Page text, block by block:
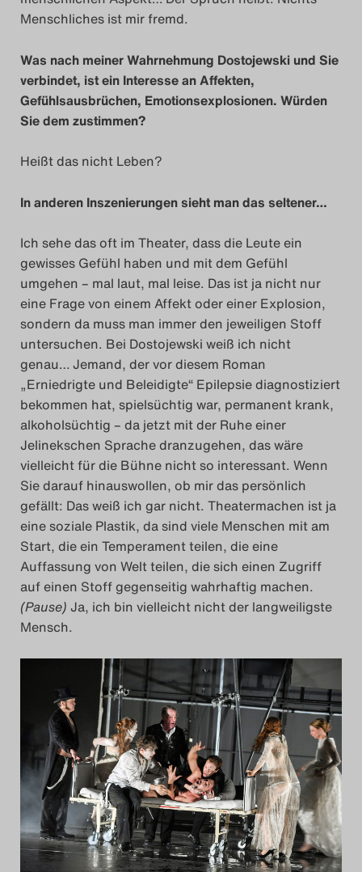
Menschliches ist mir fremd.
Was nach meiner Wahrnehmung Dostojewski und Sie
verbindet, ist ein Interesse an Affekten,
Gefühlsausbrüchen, Emotionsexplosionen. Würden
Sie dem zustimmen?
Heißt das nicht Leben?
In anderen Inszenierungen sieht man das seltener…
Ich sehe das oft im Theater, dass die Leute ein
gewisses Gefühl haben und mit dem Gefühl
umgehen – mal laut, mal leise. Das ist ja nicht nur
eine Frage von einem Affekt oder einer Explosion,
sondern da muss man immer den jeweiligen Stoff
untersuchen. Bei Dostojewski weiß ich nicht
genau… Jemand, der vor diesem Roman
„Erniedrigte und Beleidigte“ Epilepsie diagnostiziert
bekommen hat, spielsüchtig war, permanent krank,
alkoholsüchtig – da jetzt mit der Ruhe einer
Jelinekschen Sprache dranzugehen, das wäre
vielleicht für die Bühne nicht so interessant. Wenn
Sie darauf hinauswollen, ob mir das persönlich
gefällt: Das weiß ich gar nicht. Theatermachen ist ja
eine soziale Plastik, da sind viele Menschen mit am
Start, die ein Temperament teilen, die eine
Auffassung von Welt teilen, die sich einen Zugriff
auf einen Stoff gegenseitig wahrhaftig machen.
(Pause) Ja, ich bin vielleicht nicht der langweiligste
Mensch.